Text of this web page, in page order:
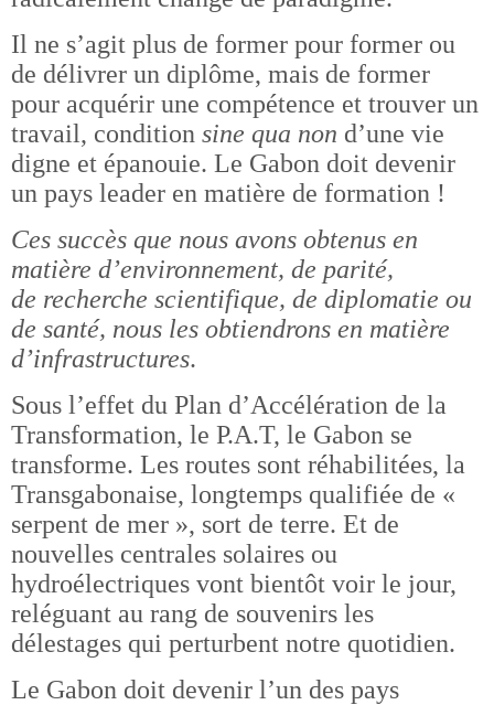
Il ne s’agit plus de former pour former ou
de délivrer un diplôme, mais de former
pour acquérir une compétence et trouver un
travail, condition sine qua non d’une vie
digne et épanouie. Le Gabon doit devenir
un pays leader en matière de formation !
Ces succès que nous avons obtenus en
matière d’environnement, de parité,
de recherche scientifique, de diplomatie ou
de santé, nous les obtiendrons en matière
d’infrastructures.
Sous l’effet du Plan d’Accélération de la
Transformation, le P.A.T, le Gabon se
transforme. Les routes sont réhabilitées, la
Transgabonaise, longtemps qualifiée de «
serpent de mer », sort de terre. Et de
nouvelles centrales solaires ou
hydroélectriques vont bientôt voir le jour,
reléguant au rang de souvenirs les
délestages qui perturbent notre quotidien.
Le Gabon doit devenir l’un des pays